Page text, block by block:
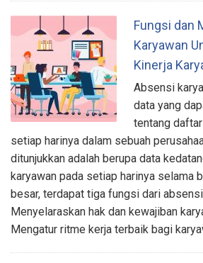
Fungsi dan
Karyawan
Kinerja
Absensi
data yang
tentang
setiap harinya dalam sebuah
ditunjukkan adalah berupa data
karyawan pada setiap harinya selama
besar, terdapat tiga fungsi dari
Menyelaraskan hak dan kewajiban
Mengatur ritme kerja terbaik bagi